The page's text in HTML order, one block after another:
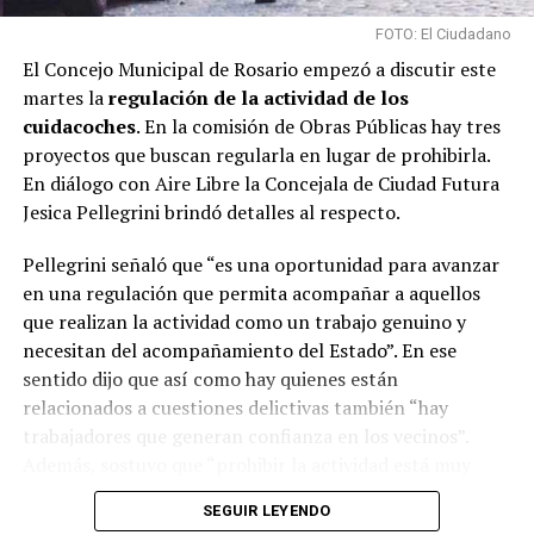
FOTO: El Ciudadano
El Concejo Municipal de Rosario empezó a discutir este
martes laregulación de la actividad de los
cuidacoches. En la comisión de Obras Públicas hay tres
proyectos que buscan regularla en lugar de prohibirla.
En diálogo con Aire Libre la Concejala de Ciudad Futura
Jesica Pellegrini brindó detalles al respecto.
Pellegrini señaló que “es una oportunidad para avanzar
en una regulación que permita acompañar a aquellos
que realizan la actividad como un trabajo genuino y
necesitan del acompañamiento del Estado”. En ese
sentido dijo que así como hay quienes están
relacionados a cuestiones delictivas también “hay
trabajadores que generan confianza en los vecinos”.
lejos de solucionar el problema y dejaría a una gran
cantidad de personas sin su sustento”
SEGUIR LEYENDO